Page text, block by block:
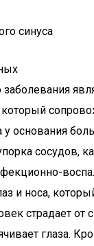
синуса
который
у основания
сосудов,
и носа,
страдает от
глаза.